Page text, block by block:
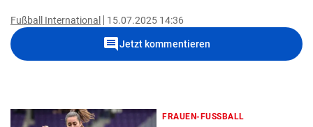
Fußball International 15.07.2025 14:36
commentJetzt kommentieren
FRAUEN-FUSSBALL